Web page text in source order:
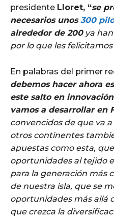
presidente Lloret, “se
necesarios unos300
alrededor de 200ya han
por lo que les
En palabras del primer
debemos hacer ahora
este salto en
vamos a desarrollar en
convencidos de que va
otros continentes
apuestas como esta,
oportunidades al tejido
para la generación más
de nuestra isla, que se
oportunidades más allá
que crezca la